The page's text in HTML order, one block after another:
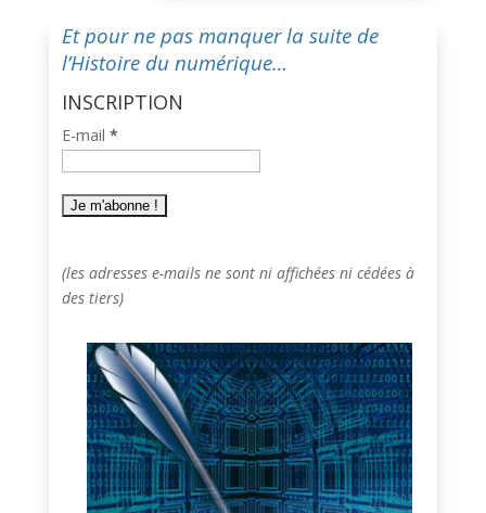
Et pour ne pas manquer la suite de
l’Histoire du numérique…
INSCRIPTION
E-mail *
(les adresses e-mails ne sont ni affichées ni cédées à
des tiers)